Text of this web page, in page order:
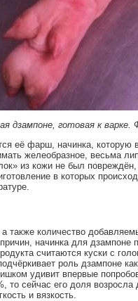
дзампоне, готовая к
её фарш, начинка, которую
желеобразное, весьма
из кожи не был
в которых
количество
начинка для
считаются куски с
роль дзампоне
удивит впервые
то сейчас его доля
и вязкость.